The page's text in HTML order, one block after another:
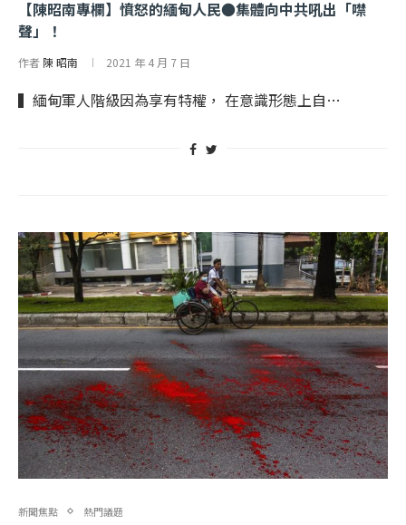
【陳昭南專欄】憤怒的緬甸人民●集體向中共吼出「噤
聲」！
作者 陳 昭南 2021 年 4 月 7 日
▍緬甸軍人階級因為享有特權， 在意識形態上自…
新聞焦點 熱門議題